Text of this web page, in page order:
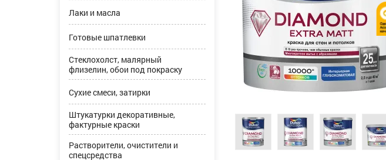
Лаки и масла
Готовые шпатлевки
Стеклохолст, малярный
флизелин, обои под покраску
Сухие смеси, затирки
Штукатурки декоративные,
фактурные краски
Растворители, очистители и
спецсредства